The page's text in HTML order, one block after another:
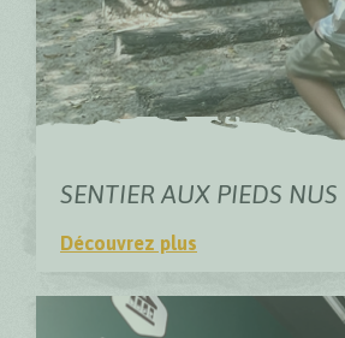
SENTIER AUX PIEDS NUS
Découvrez plus